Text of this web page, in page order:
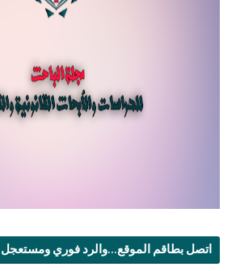
اتصل بطاقم الموقع...والرد فوري ومستعجل